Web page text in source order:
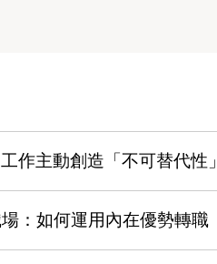
作主動創造「不可替代性」
：如何運用內在優勢轉職